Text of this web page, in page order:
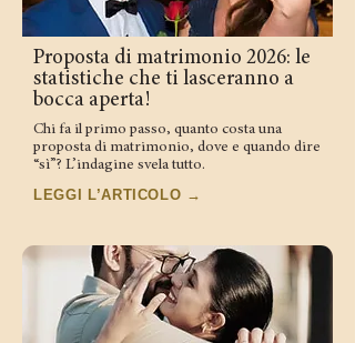
Proposta di matrimonio 2026: le
statistiche che ti lasceranno a
bocca aperta!
Chi fa il primo passo, quanto costa una
proposta di matrimonio, dove e quando dire
“sì”? L’indagine svela tutto.
LEGGI L’ARTICOLO →